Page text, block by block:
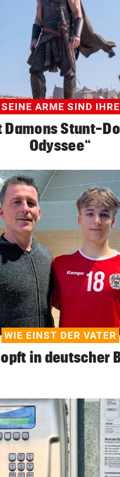
SEINE ARME SIND IHRE
Damons Stunt-
Odyssee“
WIE EINST DER VATER
in deutscher